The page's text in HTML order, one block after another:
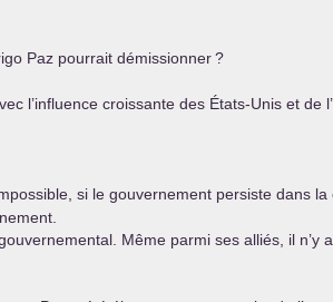
Paz pourrait démissionner?
l’influence croissante des États-Unis et de
si le gouvernement persiste dans
Même parmi ses alliés, il n’y